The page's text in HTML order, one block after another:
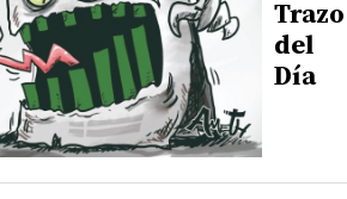
Trazo
del
Día